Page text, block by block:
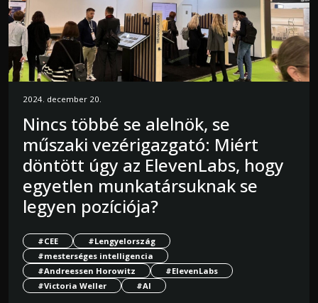
2024. december 20.
Nincs többé se alelnök, se
műszaki vezérigazgató: Miért
döntött úgy az ElevenLabs, hogy
egyetlen munkatársuknak se
legyen pozíciója?
#CEE
#Lengyelország
#mesterséges intelligencia
#Andreessen Horowitz
#ElevenLabs
#Victoria Weller
#AI